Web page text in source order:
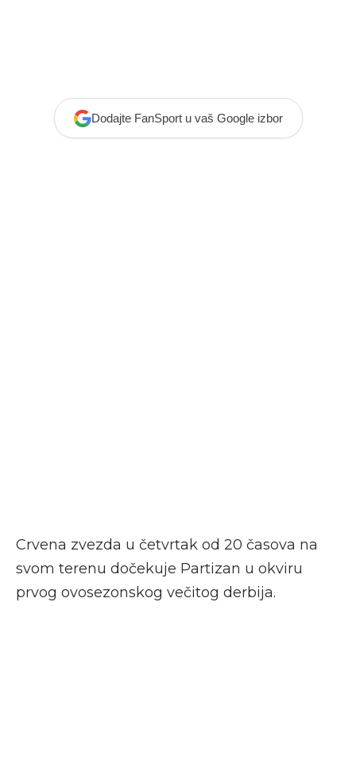
Dodajte FanSport u vaš Google izbor
Crvena zvezda u četvrtak od 20 časova na
svom terenu dočekuje Partizan u okviru
prvog ovosezonskog večitog derbija.